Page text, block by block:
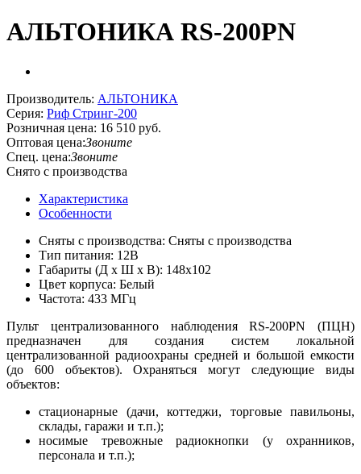
АЛЬТОНИКА RS-200PN
Производитель: АЛЬТОНИКА
Серия: Риф Стринг-200
Розничная цена: 16 510 руб.
Оптовая цена:Звоните
Спец. цена:Звоните
Снято с производства
Характеристика
Особенности
Сняты с производства: Сняты с производства
Тип питания: 12В
Габариты (Д х Ш х В): 148x102
Цвет корпуса: Белый
Частота: 433 МГц
Пульт централизованного наблюдения RS-200PN (ПЦН)
предназначен для создания систем локальной
централизованной радиоохраны средней и большой емкости
(до 600 объектов). Охраняться могут следующие виды
объектов:
стационарные (дачи, коттеджи, торговые павильоны,
склады, гаражи и т.п.);
носимые тревожные радиокнопки (у охранников,
персонала и т.п.);